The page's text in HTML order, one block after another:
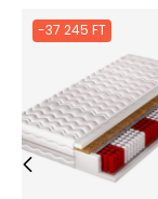
-37 245 FT